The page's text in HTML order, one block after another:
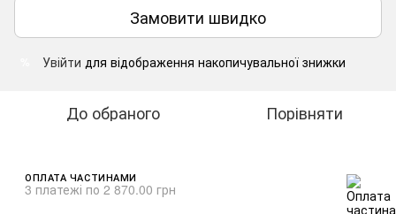
Замовити швидко
Увійти для відображення накопичувальної знижки
До обраного Порівняти
ОПЛАТА ЧАСТИНАМИ
3 платежі по 2 870.00 грн